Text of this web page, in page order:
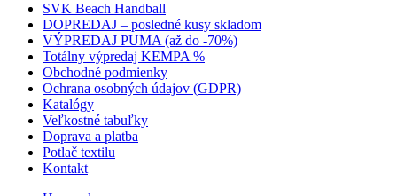
SVK Beach Handball
DOPREDAJ – posledné kusy skladom
VÝPREDAJ PUMA (až do -70%)
Totálny výpredaj KEMPA %
Obchodné podmienky
Ochrana osobných údajov (GDPR)
Katalógy
Veľkostné tabuľky
Doprava a platba
Potlač textilu
Kontakt